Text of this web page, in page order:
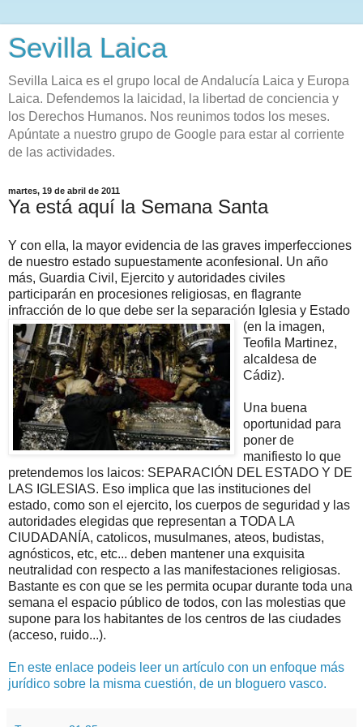
Sevilla Laica
Sevilla Laica es el grupo local de Andalucía Laica y Europa
Laica. Defendemos la laicidad, la libertad de conciencia y
los Derechos Humanos. Nos reunimos todos los meses.
Apúntate a nuestro grupo de Google para estar al corriente
de las actividades.
martes, 19 de abril de 2011
Ya está aquí la Semana Santa
Y con ella, la mayor evidencia de las graves imperfecciones
de nuestro estado supuestamente aconfesional. Un año
más, Guardia Civil, Ejercito y autoridades civiles
participarán en procesiones religiosas, en flagrante
infracción de lo que debe ser la separación Iglesia y Estado
(en la imagen,
Teofila Martinez,
alcaldesa de
Cádiz).
Una buena
oportunidad para
poner de
manifiesto lo que
pretendemos los laicos: SEPARACIÓN DEL ESTADO Y DE
LAS IGLESIAS. Eso implica que las instituciones del
estado, como son el ejercito, los cuerpos de seguridad y las
autoridades elegidas que representan a TODA LA
CIUDADANÍA, catolicos, musulmanes, ateos, budistas,
agnósticos, etc, etc... deben mantener una exquisita
neutralidad con respecto a las manifestaciones religiosas.
Bastante es con que se les permita ocupar durante toda una
semana el espacio público de todos, con las molestias que
supone para los habitantes de los centros de las ciudades
(acceso, ruido...).
En este enlace podeis leer un artículo con un enfoque más
jurídico sobre la misma cuestión, de un bloguero vasco.